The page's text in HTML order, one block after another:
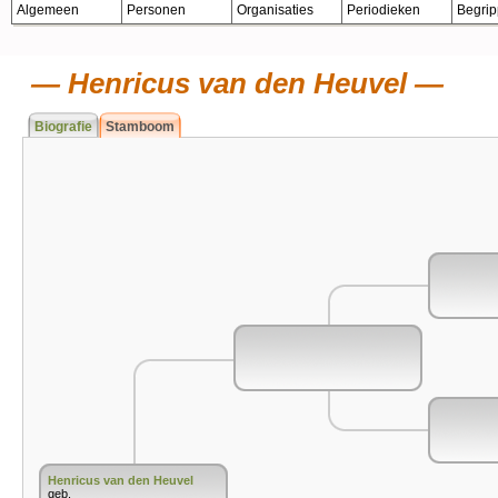
Algemeen Personen Organisaties Periodieken
Henricus van den Heuvel
Biografie Stamboom
Henricus van den Heuvel
geb.